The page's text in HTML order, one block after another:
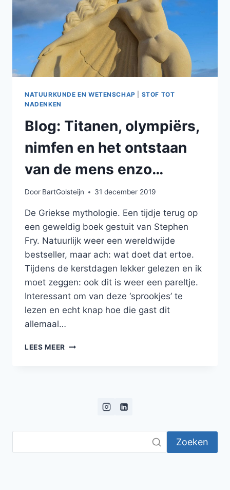
NATUURKUNDE EN WETENSCHAP
STOF TOT
NADENKEN
Blog: Titanen, olympiërs,
nimfen en het ontstaan
van de mens enzo…
Door BartGolsteijn 31 december 2019
De Griekse mythologie. Een tijdje terug op
een geweldig boek gestuit van Stephen
Fry. Natuurlijk weer een wereldwijde
bestseller, maar ach: wat doet dat ertoe.
Tijdens de kerstdagen lekker gelezen en ik
moet zeggen: ook dit is weer een pareltje.
Interessant om van deze ‘sprookjes’ te
lezen en echt knap hoe die gast dit
allemaal…
LEES MEER BLOG:
ONTSTAAN
DE
ENZO…
Zoeken